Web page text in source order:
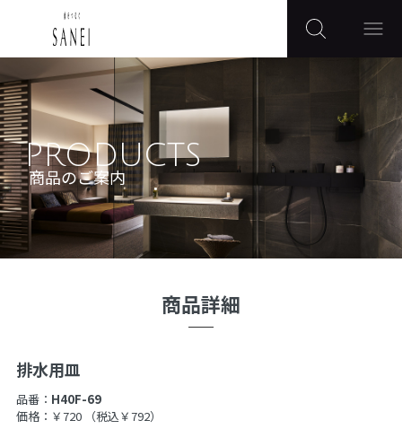
PRODUCTS
商品のご案内
商品詳細
排水用皿
品番： H40F-69
価格：￥720
（税込￥792）